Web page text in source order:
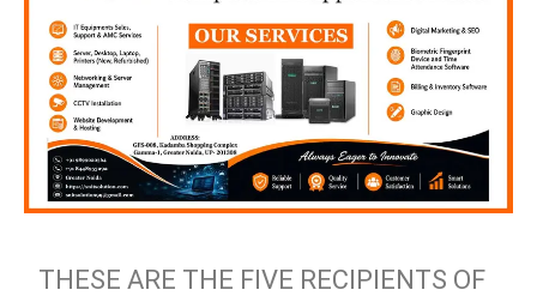
THESE ARE THE FIVE RECIPIENTS OF